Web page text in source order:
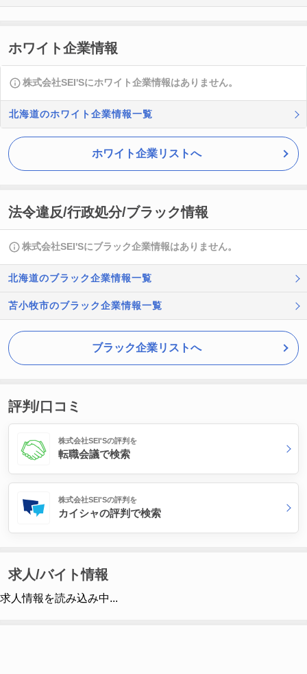
ホワイト企業情報
株式会社SEI'Sにホワイト企業情報はありません。
北海道のホワイト企業情報一覧
ホワイト企業リストへ
法令違反/行政処分/ブラック情報
株式会社SEI'Sにブラック企業情報はありません。
北海道のブラック企業情報一覧
苫小牧市のブラック企業情報一覧
ブラック企業リストへ
評判/口コミ
株式会社SEI'Sの評判を
転職会議で検索
株式会社SEI'Sの評判を
カイシャの評判で検索
求人/バイト情報
求人情報を読み込み中...